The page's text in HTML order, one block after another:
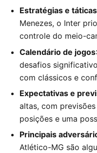
Estratégias e táticas
Menezes, o Inter
controle do meio-
Calendário de jogos
desafios
com clássicos e
Expectativas e
altas, com
posições e uma
Principais
Atlético-MG são